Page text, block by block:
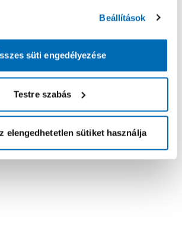
Beállítások
süti engedélyezése
Testre szabás
elengedhetetlen sütiket használja